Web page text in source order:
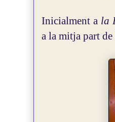
Inicialment a la
a la mitja part